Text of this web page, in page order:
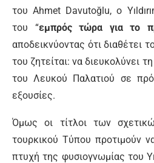
του Ahmet Davutoğlu, ο
του “εμπρός τώρα για το
αποδεικνύοντας ότι διαθέτει
του ζητείται: να διευκολύνει
του Λευκού Παλατιού σε
εξουσίες.
Όμως οι τίτλοι των
τουρκικού Τύπου προτιμούν
πτυχή της φυσιογνωμίας του